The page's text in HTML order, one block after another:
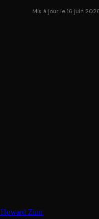
Mis à jour le 16 juin
Howard Zinn